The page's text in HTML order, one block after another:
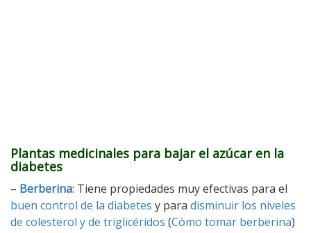
Plantas medicinales para bajar el azúcar en la
diabetes
– Berberina: Tiene propiedades muy efectivas para el
buen control de la diabetes y para disminuir los niveles
de colesterol y de triglicéridos (Cómo tomar berberina)